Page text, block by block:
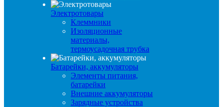
Электротовары
Клеммники
Изоляционные
материалы,
термоусадочная трубка
Батарейки, аккумуляторы
Элементы питания,
батарейки
Внешние аккумуляторы
Зарядные устройства